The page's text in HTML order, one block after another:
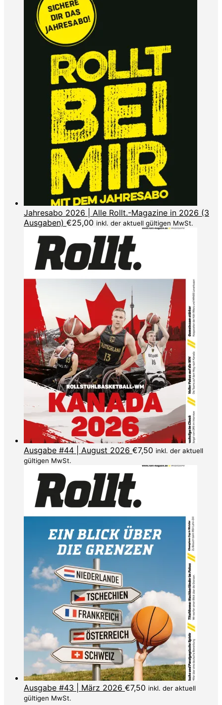
Jahresabo 2026 | Alle Rollt.-Magazine in 2026 (3
Ausgaben) €25,00 inkl. der aktuell gültigen MwSt.
Ausgabe #44 | August 2026 €7,50 inkl. der aktuell
gültigen MwSt.
Ausgabe #43 | März 2026 €7,50 inkl. der aktuell
gültigen MwSt.